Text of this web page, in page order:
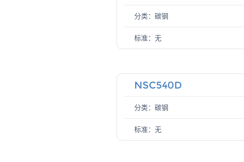
分类：碳钢
标准： 无
NSC540D
分类：碳钢
标准： 无